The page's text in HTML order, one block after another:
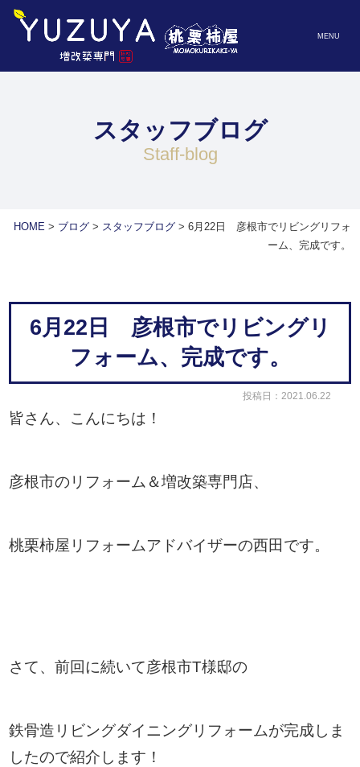
MENU
スタッフブログ
staff-blog
HOME> ブログ> スタッフブログ> 6月22日 彦根市でリビングリフォ
ーム、完成です。
6月22日 彦根市でリビングリ
フォーム、完成です。
投稿日：2021.06.22
皆さん、こんにちは！
彦根市のリフォーム＆増改築専門店、
桃栗柿屋リフォームアドバイザーの西田です。
さて、前回に続いて彦根市T様邸の
鉄骨造リビングダイニングリフォームが完成しま
したので紹介します！